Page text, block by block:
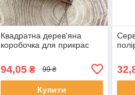
Квадратна дерев'яна
коробочка для прикрас
94,05₴ 99 ₴
Купити